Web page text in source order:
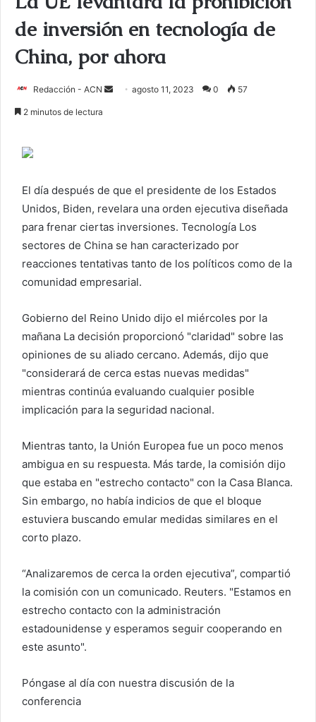
de inversión en tecnología de
China, por ahora
Redacción - ACN
u
n
c
o
l
e
c
t
r
n
i
c
o
agosto 11, 2023 0 57
2 minutos de lectura
El día después de que el presidente de los Estados
Unidos, Biden, revelara una orden ejecutiva diseñada
para frenar ciertas inversiones. Tecnología Los
sectores de China se han caracterizado por
reacciones tentativas tanto de los políticos como de la
comunidad empresarial.
Gobierno del Reino Unido dijo el miércoles por la
mañana La decisión proporcionó "claridad" sobre las
opiniones de su aliado cercano. Además, dijo que
"considerará de cerca estas nuevas medidas"
mientras continúa evaluando cualquier posible
implicación para la seguridad nacional.
Mientras tanto, la Unión Europea fue un poco menos
ambigua en su respuesta. Más tarde, la comisión dijo
que estaba en "estrecho contacto" con la Casa Blanca.
Sin embargo, no había indicios de que el bloque
estuviera buscando emular medidas similares en el
corto plazo.
“Analizaremos de cerca la orden ejecutiva”, compartió
la comisión con un comunicado. Reuters. "Estamos en
estrecho contacto con la administración
estadounidense y esperamos seguir cooperando en
este asunto".
Póngase al día con nuestra discusión de la
conferencia